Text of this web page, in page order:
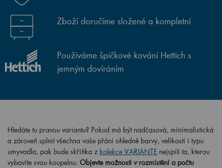
Zboží doručíme složené a kompletní
Používáme špičkové kování Hettich s
jemným dovíráním
Hledáte tu pravou variantu? Pokud má být nadčasová, minimalistická
a zároveň splnit všechna vaše přání ohledně barvy, velikosti i typu
umyvadla, pak bude skříňka z kolekce VARIANTE nejspíš ta, kterou
vybavíte svou koupelnu. Objevte možnosti v rozmístění a počtu